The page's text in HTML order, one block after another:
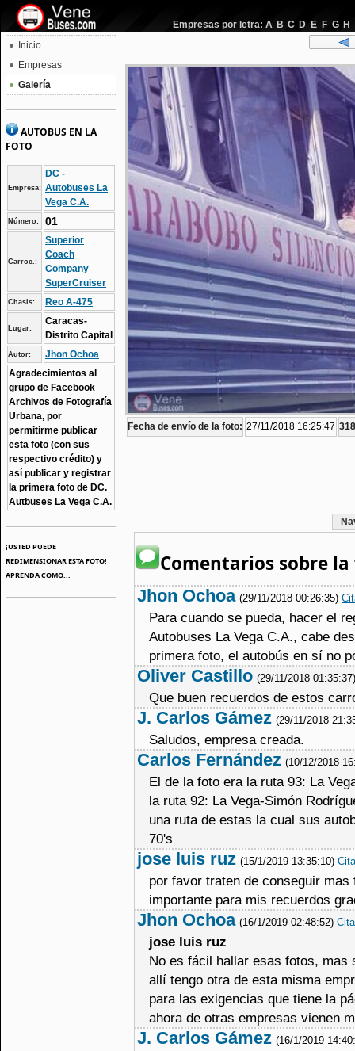
Empresas por letra: A B C D E F G H
Inicio
Empresas
Galería
AUTOBUS EN LA
FOTO
Empresa:
DC -
Autobuses La
Vega C.A.
Número: 01
Carroc.:
Superior
Coach
Company
SuperCruiser
Chasis: Reo A-475
Lugar:
Caracas-
Distrito Capital
Autor:
Jhon Ochoa
Agradecimientos al
grupo de Facebook
Archivos de Fotografía
Urbana, por
permitirme publicar
esta foto (con sus
respectivo crédito) y
así publicar y registrar
la primera foto de DC.
Autbuses La Vega C.A.
¡USTED PUEDE
REDIMENSIONAR ESTA FOTO!
APRENDA COMO...
Fecha de envío de la foto: 27/11/2018 16:25:47
Comentarios sobre
Jhon Ochoa (29/11/2018 00:26:35)
Para cuando se pueda, hacer el
Autobuses La Vega C.A., cabe
primera foto, el autobús en sí no
Oliver Castillo (29/11/2018
Que buen recuerdos de estos
J. Carlos Gámez (29/11/2018
Saludos, empresa creada.
Carlos Fernández (10/12/2018
El de la foto era la ruta 93: La
la ruta 92: La Vega-Simón
una ruta de estas la cual sus
70's
jose luis ruz (15/1/2019 13:35:10)
por favor traten de conseguir
importante para mis recuerdos
Jhon Ochoa (16/1/2019 02:48:52)
jose luis ruz
No es fácil hallar esas fotos, mas
allí tengo otra de esta misma
para las exigencias que tiene la
ahora de otras empresas vienen
J. Carlos Gámez (16/1/2019